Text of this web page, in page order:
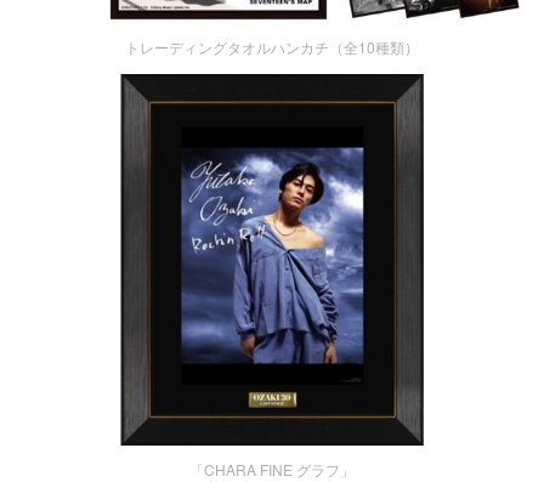
トレーディングタオルハンカチ（全10種類）
「CHARA FINE グラフ」